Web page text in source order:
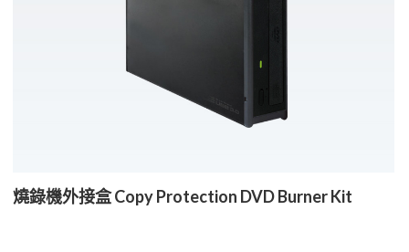
燒錄機外接盒 Copy Protection DVD Burner Kit